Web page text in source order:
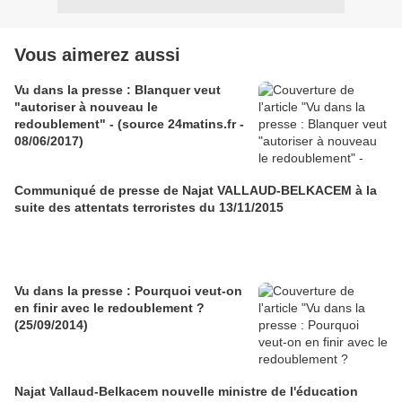
Vous aimerez aussi
Vu dans la presse : Blanquer veut
"autoriser à nouveau le
redoublement" - (source 24matins.fr -
08/06/2017)
Communiqué de presse de Najat VALLAUD-BELKACEM à la
suite des attentats terroristes du 13/11/2015
Vu dans la presse : Pourquoi veut-on
en finir avec le redoublement ?
(25/09/2014)
Najat Vallaud-Belkacem nouvelle ministre de l'éducation